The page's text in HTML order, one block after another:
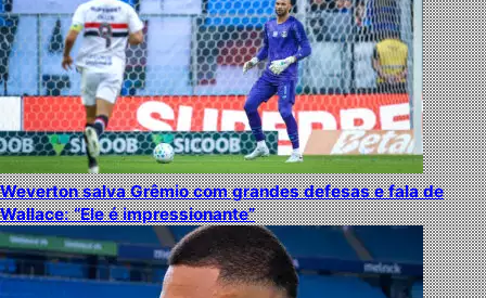
Weverton salva Grêmio com grandes defesas e fala de
Wallace: “Ele é impressionante”